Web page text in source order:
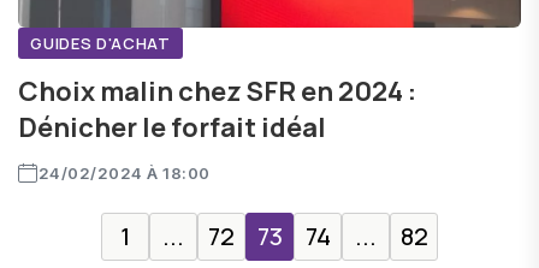
GUIDES D'ACHAT
Choix malin chez SFR en 2024 :
Dénicher le forfait idéal
24/02/2024 À 18:00
1 ... 72 73 74 ... 82